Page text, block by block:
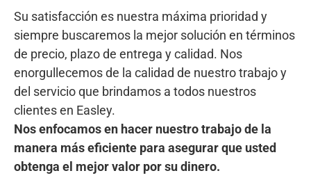
Su satisfacción es nuestra máxima prioridad y
siempre buscaremos la mejor solución en términos
de precio, plazo de entrega y calidad. Nos
enorgullecemos de la calidad de nuestro trabajo y
del servicio que brindamos a todos nuestros
clientes en Easley.
Nos enfocamos en hacer nuestro trabajo de la
manera más eficiente para asegurar que usted
obtenga el mejor valor por su dinero.